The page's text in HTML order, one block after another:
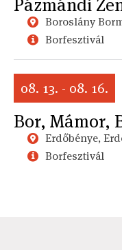
Pázmándi
Boroslány
Borfesztivál
08. 13. - 08. 16.
Bor, Mámor,
Erdőbénye,
Borfesztivál